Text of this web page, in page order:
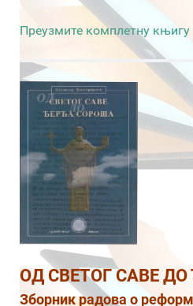
Преузмите комплетну књигу
ОД СВЕТОГ САВЕ
Зборник радова о